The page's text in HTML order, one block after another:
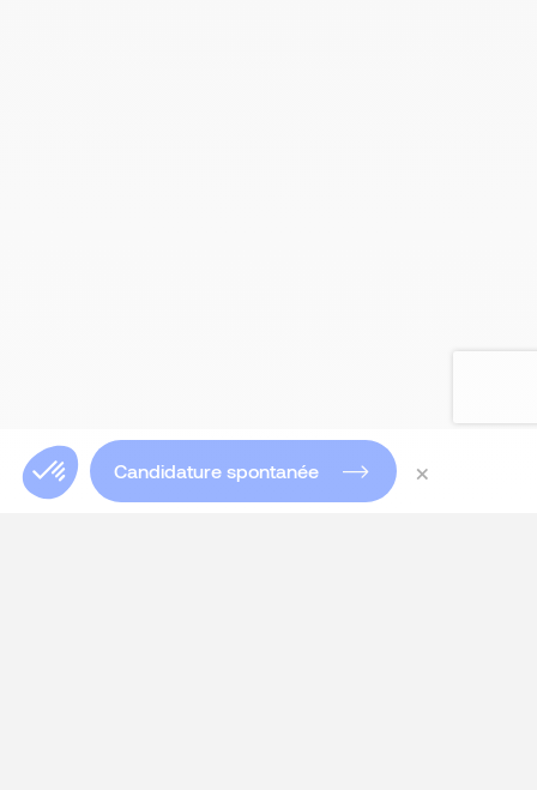
Candidature spontanée ×